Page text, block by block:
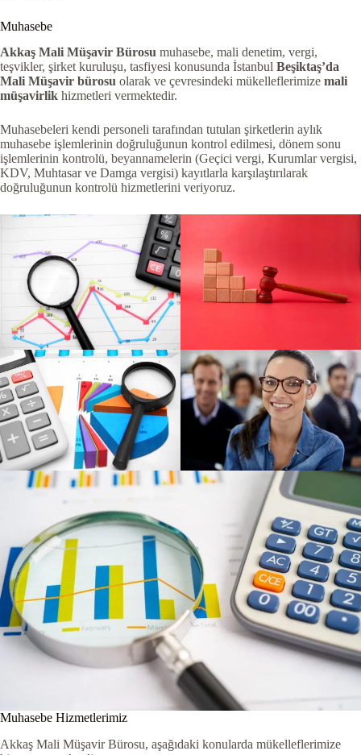
Muhasebe
Akkaş Mali Müşavir Bürosu muhasebe, mali denetim, vergi,
teşvikler, şirket kuruluşu, tasfiyesi konusunda İstanbul Beşiktaş’da
Mali Müşavir bürosu olarak ve çevresindeki mükelleflerimize mali
müşavirlik hizmetleri vermektedir.
Muhasebeleri kendi personeli tarafından tutulan şirketlerin aylık
muhasebe işlemlerinin doğruluğunun kontrol edilmesi, dönem sonu
işlemlerinin kontrolü, beyannamelerin (Geçici vergi, Kurumlar vergisi,
KDV, Muhtasar ve Damga vergisi) kayıtlarla karşılaştırılarak
doğruluğunun kontrolü hizmetlerini veriyoruz.
Muhasebe Hizmetlerimiz
Akkaş Mali Müşavir Bürosu, aşağıdaki konularda mükelleflerimize